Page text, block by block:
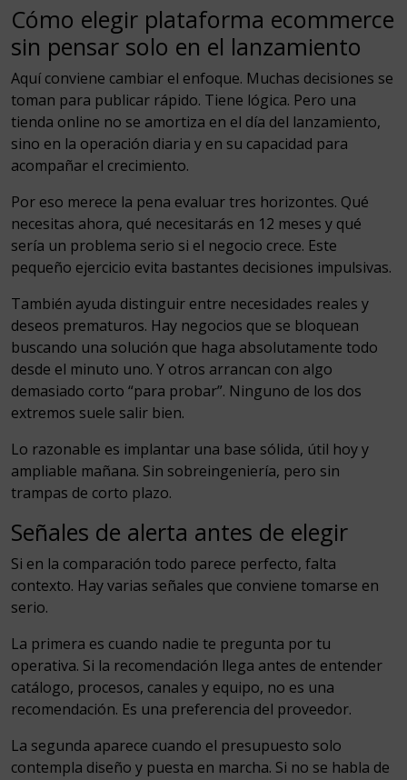
Cómo elegir plataforma ecommerce
sin pensar solo en el lanzamiento
Aquí conviene cambiar el enfoque. Muchas decisiones se
toman para publicar rápido. Tiene lógica. Pero una
tienda online no se amortiza en el día del lanzamiento,
sino en la operación diaria y en su capacidad para
acompañar el crecimiento.
Por eso merece la pena evaluar tres horizontes. Qué
necesitas ahora, qué necesitarás en 12 meses y qué
sería un problema serio si el negocio crece. Este
pequeño ejercicio evita bastantes decisiones impulsivas.
También ayuda distinguir entre necesidades reales y
deseos prematuros. Hay negocios que se bloquean
buscando una solución que haga absolutamente todo
desde el minuto uno. Y otros arrancan con algo
demasiado corto “para probar”. Ninguno de los dos
extremos suele salir bien.
Lo razonable es implantar una base sólida, útil hoy y
ampliable mañana. Sin sobreingeniería, pero sin
trampas de corto plazo.
Señales de alerta antes de elegir
Si en la comparación todo parece perfecto, falta
contexto. Hay varias señales que conviene tomarse en
serio.
La primera es cuando nadie te pregunta por tu
operativa. Si la recomendación llega antes de entender
catálogo, procesos, canales y equipo, no es una
recomendación. Es una preferencia del proveedor.
La segunda aparece cuando el presupuesto solo
contempla diseño y puesta en marcha. Si no se habla de